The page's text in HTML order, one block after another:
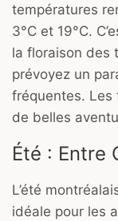
températures
3°C et 19°C.
la floraison des
prévoyez un
fréquentes. Les
de belles
Été : Entre
L’été
idéale pour les